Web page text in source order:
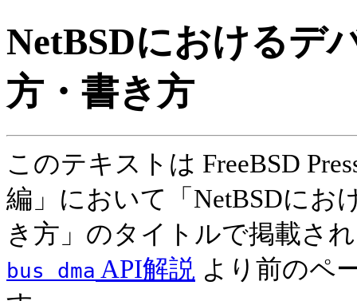
NetBSDにおけるデ
方・書き方
このテキストは FreeBSD
編」において「NetBSDにお
き方」のタイトルで掲載さ
bus dma API解説 より前のペ